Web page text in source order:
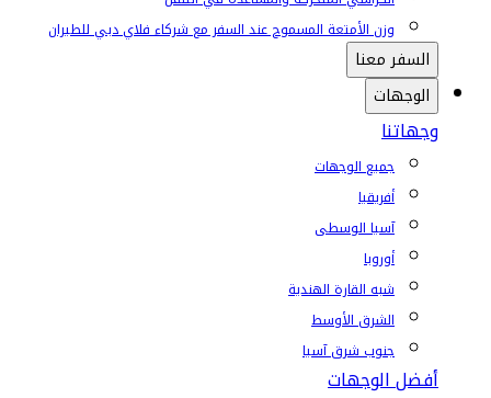
وزن الأمتعة المسموح عند السفر مع شركاء فلاي دبي للطيران
السفر معنا
الوجهات
وجهاتنا
جميع الوجهات
أفريقيا
آسيا الوسطى
أوروبا
شبه القارة الهندية
الشرق الأوسط
جنوب شرق آسيا
أفضل الوجهات